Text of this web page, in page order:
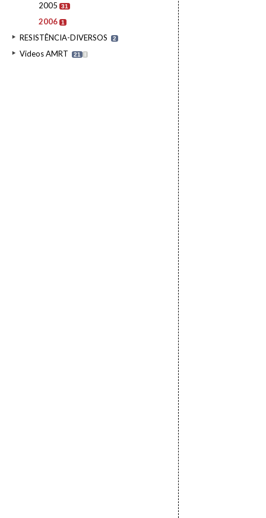
2005 31
2006 1
RESISTÊNCIA-DIVERSOS 2
Videos AMRT 21 I